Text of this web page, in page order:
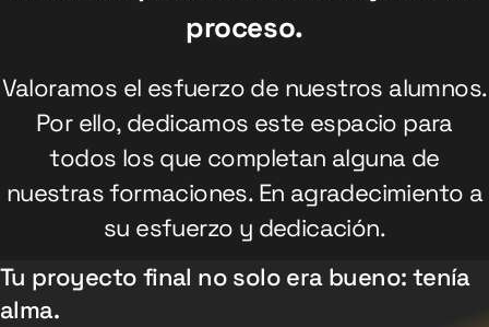
proceso.
Valoramos el esfuerzo de nuestros alumnos.
Por ello, dedicamos este espacio para
todos los que completan alguna de
nuestras formaciones. En agradecimiento a
su esfuerzo y dedicación.
Tu proyecto final no solo era bueno: tenía
alma.